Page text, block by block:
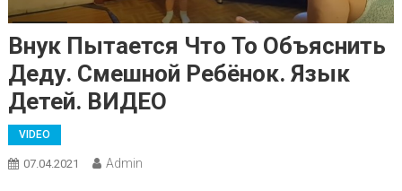
Внук Пытается Что То Объяснить
Деду. Смешной Ребёнок. Язык
Детей. ВИДЕО
VIDEO
07.04.2021 Admin